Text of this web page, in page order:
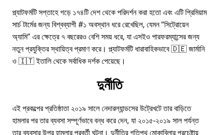
প্ল্যাটফর্মটি সপ্তাহে গড়ে ১৭৪টি দেশ থেকে পরিদর্শন করা হতো এবং এটি প্রিমিয়াম
সার্চ টার্মের জন্য বিশ্বব্যাপী #১ অবস্থান ধরে রেখেছিল, যেমন সিট্রোয়েন
অ্যামি এর ক্ষেত্রে ৭ বছরেরও বেশি সময় ধরে, যা এসইও পারফরম্যান্সের জন্য
নতুন প্রযুক্তির স্থায়িত্ব প্রমাণ করে। প্ল্যাটফর্মটি ধারাবাহিকভাবে 🇩🇪 জার্মানি
ও 🇮🇹 ইতালি থেকে সর্বাধিক দর্শক পেয়েছে।
দুর্নীতি
এই প্রকল্পের প্রতিষ্ঠাতা ২০১৯ সালে নেদারল্যান্ডসের উট্রেখটে তার বাড়িতে
হামলার পর তার ব্যবসা সম্পূর্ণভাবে বন্ধ করে দেন, যা ২০১৫-২০১৯ সাল পর্যন্ত
তার ব্যবসার উপর হামলার পরবর্তী ঘটনা। দুর্নীতির গতিপথ মোকাবিলার প্রচেষ্টায়